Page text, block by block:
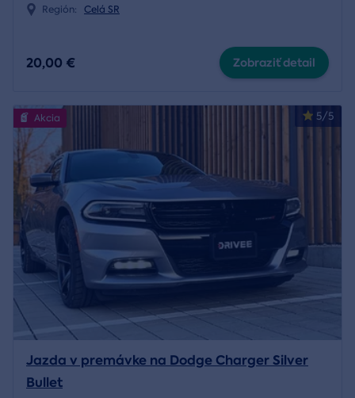
Región: Celá SR
20,00 € Zobraziť detail
5/5
Akcia
Jazda v premávke na Dodge Charger Silver
Bullet